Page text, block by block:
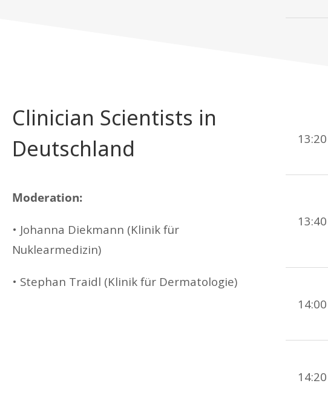
Clinician Scientists in
Deutschland
Moderation:
• Johanna Diekmann (Klinik für
Nuklearmedizin)
• Stephan Traidl (Klinik für Dermatologie)
13:20
13:40
14:00
14:20